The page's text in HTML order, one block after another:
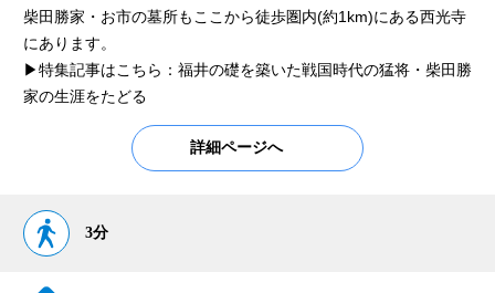
柴田勝家・お市の墓所もここから徒歩圏内(約1km)にある西光寺
にあります。
▶特集記事はこちら：福井の礎を築いた戦国時代の猛将・柴田勝
家の生涯をたどる
詳細ページへ
3分